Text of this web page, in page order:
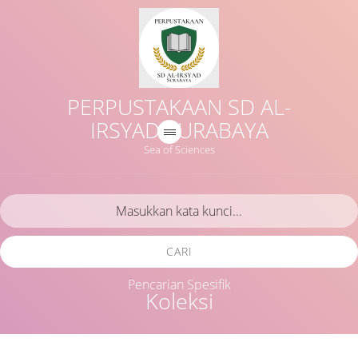
PERPUSTAKAAN SD AL-
IRSYAD SURABAYA
Sea of Sciences
Koleksi
CARI
Pencarian Spesifik